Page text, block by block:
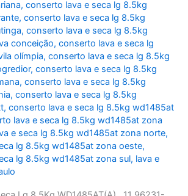
,conserto lava e seca lg 8.5kg
,conserto lava e seca lg 8.5kg
,conserto lava e seca lg 8.5kg
conceição,conserto lava e seca lg
olímpia,conserto lava e seca lg 8.5kg
,conserto lava e seca lg 8.5kg
,conserto lava e seca lg 8.5kg
,conserto lava e seca lg 8.5kg
,conserto lava e seca lg 8.5kg wd1485at
lava e seca lg 8.5kg wd1485at zona
e seca lg 8.5kg wd1485at zona norte,
lg 8.5kg wd1485at zona oeste,
lg 8.5kg wd1485at zona sul, lava e